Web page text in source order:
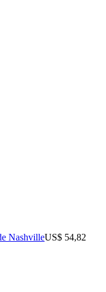
NashvilleUS$ 54,82